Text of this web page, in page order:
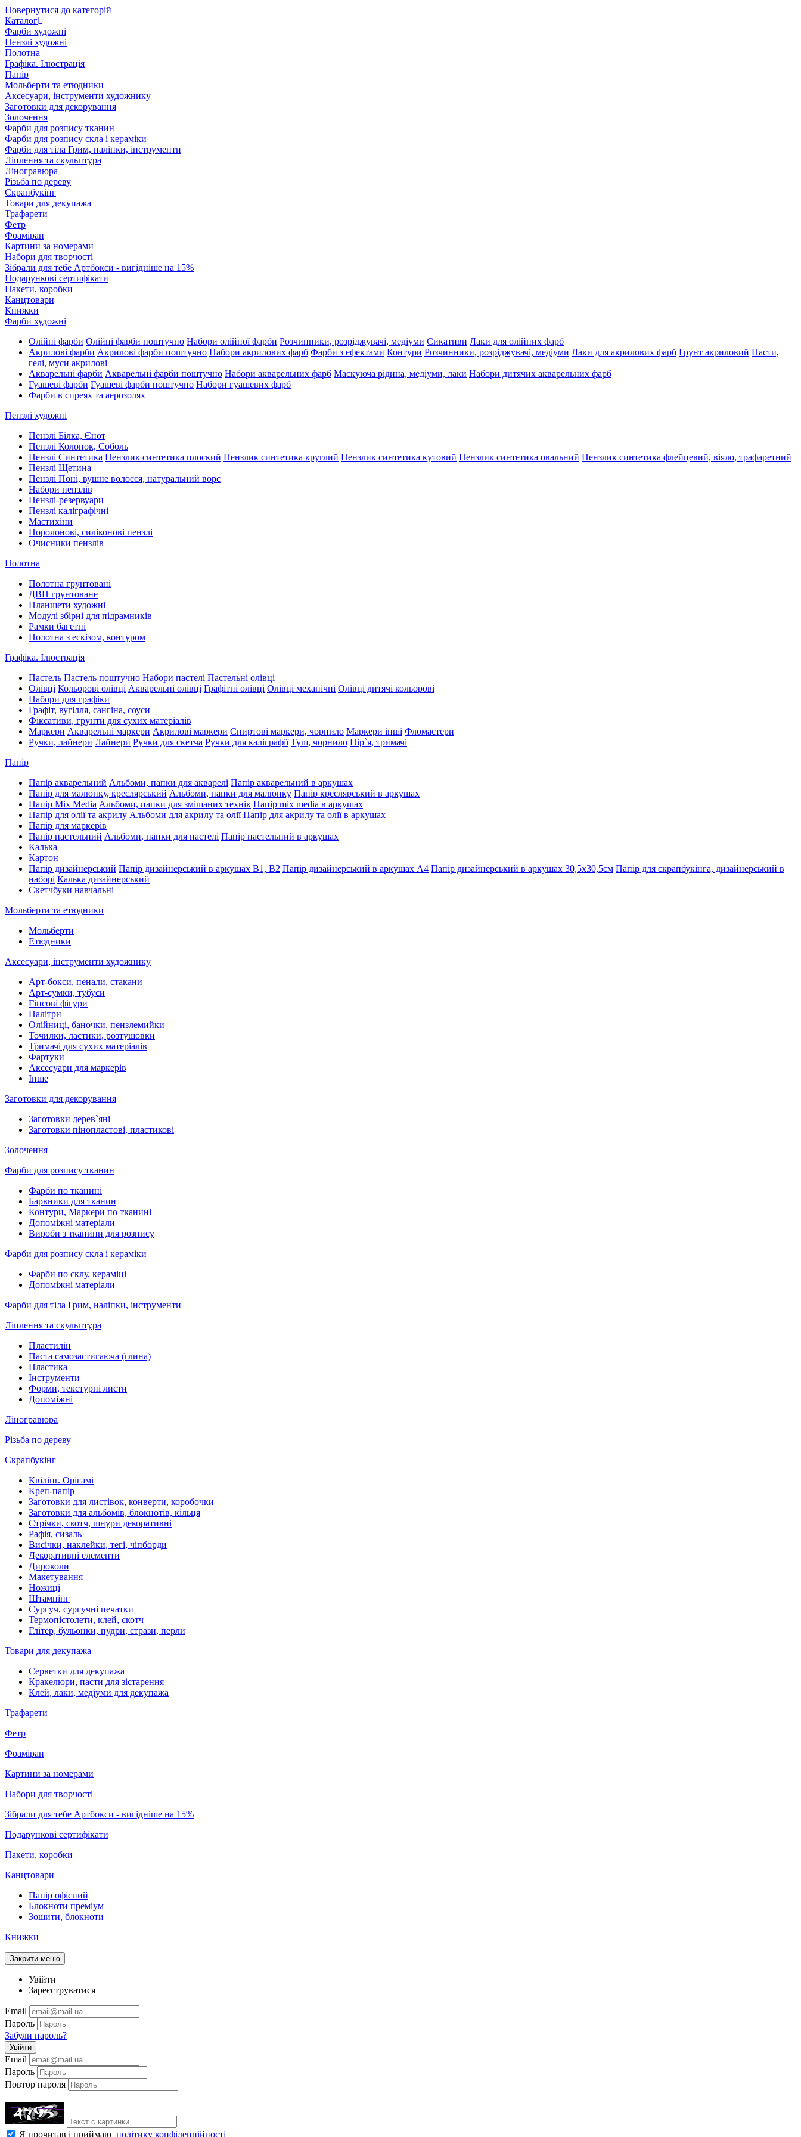
Повернутися до категорій
Каталог
Фарби художні
Пензлі художні
Полотна
Графіка. Ілюстрація
Папір
Мольберти та етюдники
Аксесуари, інструменти художнику
Заготовки для декорування
Золочення
Фарби для розпису тканин
Фарби для розпису скла і кераміки
Фарби для тіла Грим, наліпки, інструменти
Ліплення та скульптура
Ліногравюра
Різьба по дереву
Скрапбукінг
Товари для декупажа
Трафарети
Фетр
Фоаміран
Картини за номерами
Набори для творчості
Зібрали для тебе Артбокси - вигідніше на 15%
Подарункові сертифікати
Пакети, коробки
Канцтовари
Книжки
Фарби художні
Олійні фарби Олійні фарби поштучно Набори олійної фарби Розчинники, розріджувачі, медіуми Сикативи Лаки для олійних фарб
Акрилові фарби Акрилові фарби поштучно Набори акрилових фарб Фарби з ефектами Контури Розчинники, розріджувачі, медіуми Лаки для акрилових фарб Грунт акриловий Пасти,
гелі, муси акрилові
Акварельні фарби Акварельні фарби поштучно Набори акварельних фарб Маскуюча рідина, медіуми, лаки Набори дитячих акварельних фарб
Гуашеві фарби Гуашеві фарби поштучно Набори гуашевих фарб
Фарби в спреях та аерозолях
Пензлі художні
Пензлі Білка, Єнот
Пензлі Колонок, Соболь
Пензлі Синтетика Пензлик синтетика плоский Пензлик синтетика круглий Пензлик синтетика кутовий Пензлик синтетика овальний Пензлик синтетика флейцевий, віяло, трафаретний
Пензлі Щетина
Пензлі Поні, вушне волосся, натуральний ворс
Набори пензлів
Пензлі-резервуари
Пензлі каліграфічні
Мастихіни
Поролонові, силіконові пензлі
Очисники пензлів
Полотна
Полотна грунтовані
ДВП грунтоване
Планшети художні
Модулі збірні для підрамників
Рамки багетні
Полотна з ескізом, контуром
Графіка. Ілюстрація
Пастель Пастель поштучно Набори пастелі Пастельні олівці
Олівці Кольорові олівці Акварельні олівці Графітні олівці Олівці механічні Олівці дитячі кольорові
Набори для графіки
Графіт, вугілля, сангіна, соуси
Фіксативи, грунти для сухих матеріалів
Маркери Акварельні маркери Акрилові маркери Спиртові маркери, чорнило Маркери інші Фломастери
Ручки, лайнери Лайнери Ручки для скетча Ручки для каліграфії Туш, чорнило Пір`я, тримачі
Папір
Папір акварельний Альбоми, папки для акварелі Папір акварельний в аркушах
Папір для малюнку, креслярський Альбоми, папки для малюнку Папір креслярський в аркушах
Папір Mix Media Альбоми, папки для змішаних технік Папір mix media в аркушах
Папір для олії та акрилу Альбоми для акрилу та олії Папір для акрилу та олії в аркушах
Папір для маркерів
Папір пастельний Альбоми, папки для пастелі Папір пастельний в аркушах
Калька
Картон
Папір дизайнерський Папір дизайнерський в аркушах В1, В2 Папір дизайнерський в аркушах А4 Папір дизайнерський в аркушах 30,5х30,5см Папір для скрапбукінга, дизайнерський в
наборі Калька дизайнерський
Скетчбуки навчальні
Мольберти та етюдники
Мольберти
Етюдники
Аксесуари, інструменти художнику
Арт-бокси, пенали, стакани
Арт-сумки, тубуси
Гіпсові фігури
Палітри
Олійниці, баночки, пензлемийки
Точилки, ластики, розтушовки
Тримачі для сухих матеріалів
Фартуки
Аксесуари для маркерів
Інше
Заготовки для декорування
Заготовки дерев`яні
Заготовки пінопластові, пластикові
Золочення
Фарби для розпису тканин
Фарби по тканині
Барвники для тканин
Контури, Маркери по тканині
Допоміжні матеріали
Вироби з тканини для розпису
Фарби для розпису скла і кераміки
Фарби по склу, кераміці
Допоміжні матеріали
Фарби для тіла Грим, наліпки, інструменти
Ліплення та скульптура
Пластилін
Паста самозастигаюча (глина)
Пластика
Інструменти
Форми, текстурні листи
Допоміжні
Ліногравюра
Різьба по дереву
Скрапбукінг
Квілінг. Орігамі
Креп-папір
Заготовки для листівок, конверти, коробочки
Заготовки для альбомів, блокнотів, кільця
Стрічки, скотч, шнури декоративні
Рафія, сизаль
Висічки, наклейки, тегі, чіпборди
Декоративні елементи
Дироколи
Макетування
Ножиці
Штампінг
Сургуч, сургучні печатки
Термопістолети, клей, скотч
Глітер, бульонки, пудри, стрази, перли
Товари для декупажа
Серветки для декупажа
Кракелюри, пасти для зістарення
Клей, лаки, медіуми для декупажа
Трафарети
Фетр
Фоаміран
Картини за номерами
Набори для творчості
Зібрали для тебе Артбокси - вигідніше на 15%
Подарункові сертифікати
Пакети, коробки
Канцтовари
Папір офісний
Блокноти преміум
Зошити, блокноти
Книжки
Закрити меню
Увійти
Зареєструватися
Email
Пароль
Забули пароль?
Увійти
Email
Пароль
Повтор пароля
Я прочитав і приймаю політику конфіденційності